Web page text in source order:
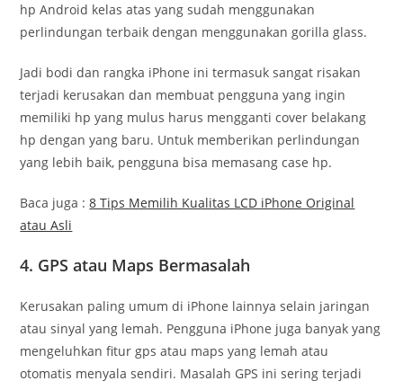
hp Android kelas atas yang sudah menggunakan
perlindungan terbaik dengan menggunakan gorilla glass.
Jadi bodi dan rangka iPhone ini termasuk sangat risakan
terjadi kerusakan dan membuat pengguna yang ingin
memiliki hp yang mulus harus mengganti cover belakang
hp dengan yang baru. Untuk memberikan perlindungan
yang lebih baik, pengguna bisa memasang case hp.
Baca juga :8 Tips Memilih Kualitas LCD iPhone Original
atau Asli
4. GPS atau Maps Bermasalah
Kerusakan paling umum di iPhone lainnya selain jaringan
atau sinyal yang lemah. Pengguna iPhone juga banyak yang
mengeluhkan fitur gps atau maps yang lemah atau
otomatis menyala sendiri. Masalah GPS ini sering terjadi